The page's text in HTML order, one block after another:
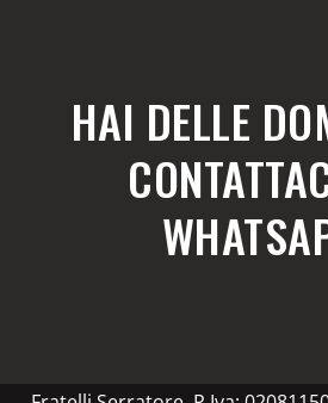
HAI DELLE